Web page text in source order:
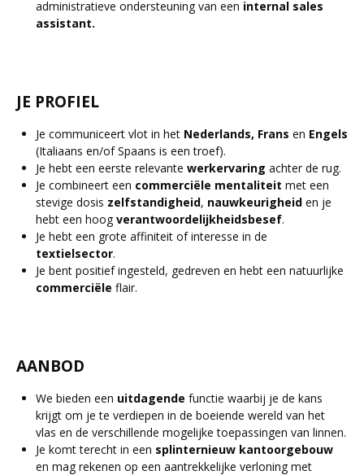
administratieve ondersteuning van een internal sales
assistant.
JE PROFIEL
Je communiceert vlot in het Nederlands, Frans en Engels
(Italiaans en/of Spaans is een troef).
Je hebt een eerste relevante werkervaring achter de rug.
Je combineert een commerciële mentaliteit met een
stevige dosis zelfstandigheid, nauwkeurigheid en je
hebt een hoog verantwoordelijkheidsbesef.
Je hebt een grote affiniteit of interesse in de
textielsector.
Je bent positief ingesteld, gedreven en hebt een natuurlijke
commerciële flair.
AANBOD
We bieden een uitdagende functie waarbij je de kans
krijgt om je te verdiepen in de boeiende wereld van het
vlas en de verschillende mogelijke toepassingen van linnen.
Je komt terecht in een splinternieuw kantoorgebouw
en mag rekenen op een aantrekkelijke verloning met